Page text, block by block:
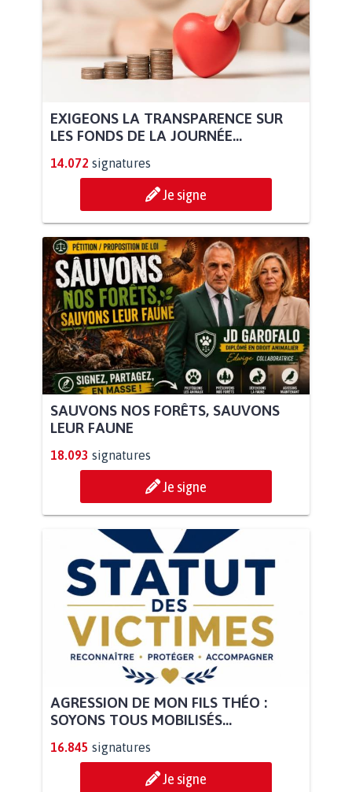
EXIGEONS LA TRANSPARENCE SUR
LES FONDS DE LA JOURNÉE...
14.072 signatures
Je signe
SAUVONS NOS FORÊTS, SAUVONS
LEUR FAUNE
18.093 signatures
Je signe
AGRESSION DE MON FILS THÉO :
SOYONS TOUS MOBILISÉS...
16.845 signatures
Je signe